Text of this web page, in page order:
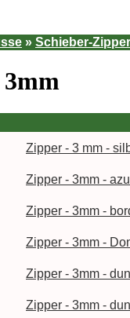
» Schieber-
Zipper - 3 mm -
Zipper - 3mm -
Zipper - 3mm -
Zipper - 3mm -
Zipper - 3mm -
Zipper - 3mm -